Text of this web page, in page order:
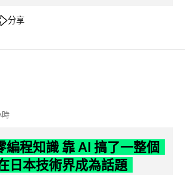
分享
時
編程知識 靠 AI 搞了一整個
日本技術界成為話題